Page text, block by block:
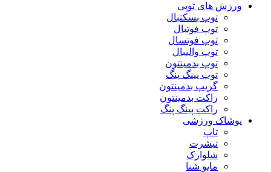
ورزش های توپی
توپ بسکتبال
توپ فوتبال
توپ فوتسال
توپ والیبال
توپ بدمینتون
توپ پینگ پنگ
گریپ بدمینتون
راکت بدمینتون
راکت پینگ پنگ
پوشاک ورزشی
تاپ
تیشرت
شلوارک
مایو شنا